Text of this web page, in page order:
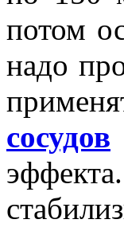
потом
надо
сосудов